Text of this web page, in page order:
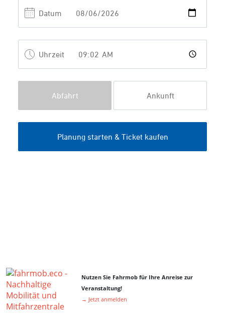
Nutzen Sie Fahrmob für Ihre Anreise zur
Veranstaltung!
→ Jetzt anmelden